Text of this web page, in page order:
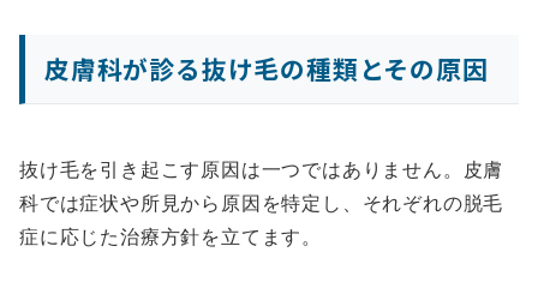
皮膚科が診る抜け毛の種類とその原因
抜け毛を引き起こす原因は一つではありません。皮膚
科では症状や所見から原因を特定し、それぞれの脱毛
症に応じた治療方針を立てます。